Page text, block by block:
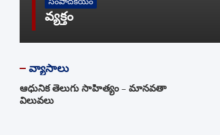
వ్యాసాలు
ఆధునిక తెలుగు సాహిత్యం – మానవతా
విలువలు